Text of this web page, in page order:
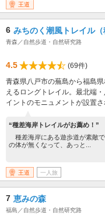
王道
6 みちのく潮風トレイル（
青森／自然歩道・自然研究路
4.5
(69件)
青森県八戸市の蕪島から福島
えるロングトレイル。最北端
イントのモニュメントが設置さ
“種差海岸トレイルがお薦め！”
種差海岸にある遊歩道が素敵
の体が無くなって、あっと...
王道 一人旅
7 恵みの森
福島／自然歩道・自然研究路